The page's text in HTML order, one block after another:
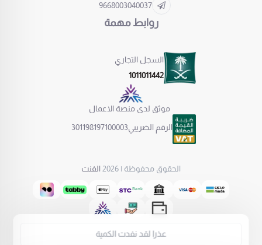
عذرا لقد نفدت الكمية
روابط مهمة
9668003040037
السجل التجاري
1011011442
موثق لدى منصة الاعمال
الرقم الضريبي301198197100003
الحقوق محفوظة | 2026 الفنت